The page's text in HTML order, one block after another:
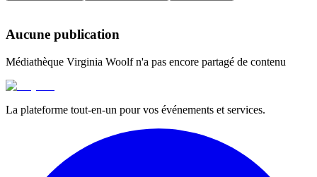
Aucune publication
Médiathèque Virginia Woolfn'a pas encore partagé de contenu
La plateforme tout-en-un pour vos événements et services.